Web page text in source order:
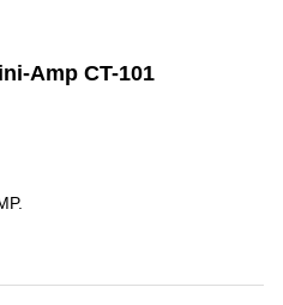
Amp CT-101